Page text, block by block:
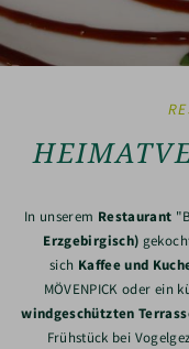
In unserem Restaurant
Erzgebirgisch)
sich Kaffee und
MÖVENPICK oder ein
windgeschützten
Frühstück bei